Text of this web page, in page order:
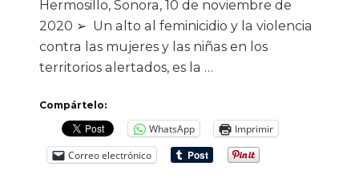
Hermosillo, Sonora, 10 de noviembre de
2020 ➢ Un alto al feminicidio y la violencia
contra las mujeres y las niñas en los
territorios alertados, es la …
Compártelo:
WhatsApp
Imprimir
Correo electrónico